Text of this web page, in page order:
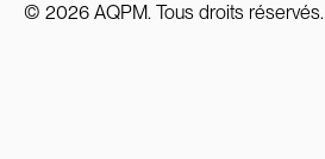
© 2026 AQPM. Tous droits réservés.